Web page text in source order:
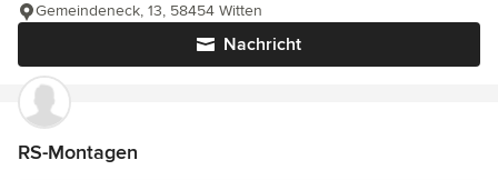
Nachricht
Gemeindeneck, 13, 58454 Witten
RS-Montagen